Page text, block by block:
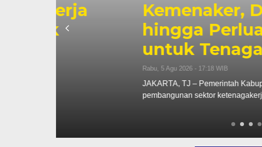
Kemenaker, Dorong
hingga Perluasan
untuk Tenaga Kerja
Rabu, 5 Agu 2026 - 17:18 WIB
JAKARTA, TJ – Pemerintah Kabupaten Tanjung
pembangunan sektor ketenagakerjaan. Wakil